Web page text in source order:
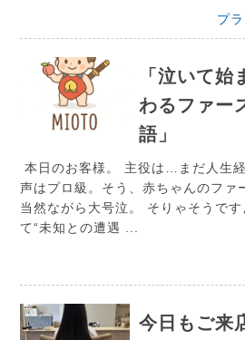
プ
「泣いて
わるファー
語」
本日のお客様。 主役は…まだ人生
声はプロ級。そう、赤ちゃんのファ
当然ながら大号泣。 そりゃそうで
て“未知との遭遇 ...
今日もご来